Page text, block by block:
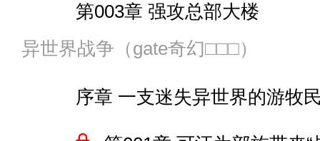
第045章 海瑞忒
第046章 大海之王的悲怆
第047章 大白天还露天
第020章 “我就说这货死不
预告，下一个正卷拟定为漆
卷尾1 该还钱了
间章 面对五翔会袭击的莲太
第013章 暗杀者缇娜
间章 海蓝学园欢迎你
第005章 震惊不停的间谍
第003章 强攻总部大楼
异世界战争（gate奇幻□□□）
序章 一支迷失异世界的游牧